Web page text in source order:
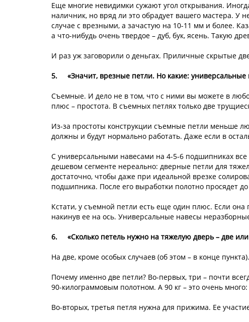
Еще многие невидимки сужают угол открывания.
наличник, но вряд ли это обрадует вашего мастера. У
случае с врезными, а зачастую на 10-11 мм и более.
а что-нибудь очень твердое – дуб, бук, ясень. Такую
И раз уж заговорили о деньгах. Приличные скрытые
5. «Значит, врезные петли. Но какие:
Съемные. И дело не в том, что с ними вы можете в
плюс – простота. В съемных петлях только две
Из-за простоты конструкции съемные петли меньше
должны и будут нормально работать. Даже если в
С универсальными навесами на 4-5-6 подшипниках
дешевом сегменте нереально: дверные петли для
достаточно, чтобы даже при идеальной врезке
подшипника. После его выработки полотно просядет
Кстати, у съемной петли есть еще один плюс. Если
накинув ее на ось. Универсальные навесы
6. «Сколько петель нужно на тяжелую дверь – две
На две, кроме особых случаев (об этом – в конце
Почему именно две петли? Во-первых, три – почти
90-килограммовым полотном. А 90 кг – это очень
Во-вторых, третья петля нужна для прижима. Ее